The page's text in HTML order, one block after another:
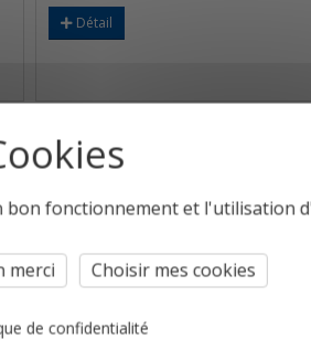
Détail
bon fonctionnement et l'utilisation
merci Choisir mes cookies
de confidentialité